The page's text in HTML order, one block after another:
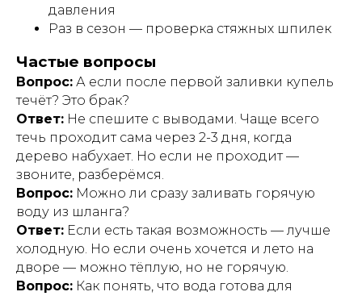
давления
Раз в сезон — проверка стяжных шпилек
Частые вопросы
Вопрос: А если после первой заливки купель
течёт? Это брак?
Ответ: Не спешите с выводами. Чаще всего
течь проходит сама через 2-3 дня, когда
дерево набухает. Но если не проходит —
звоните, разберёмся.
Вопрос: Можно ли сразу заливать горячую
воду из шланга?
Ответ: Если есть такая возможность — лучше
холодную. Но если очень хочется и лето на
дворе — можно тёплую, но не горячую.
Вопрос: Как понять, что вода готова для